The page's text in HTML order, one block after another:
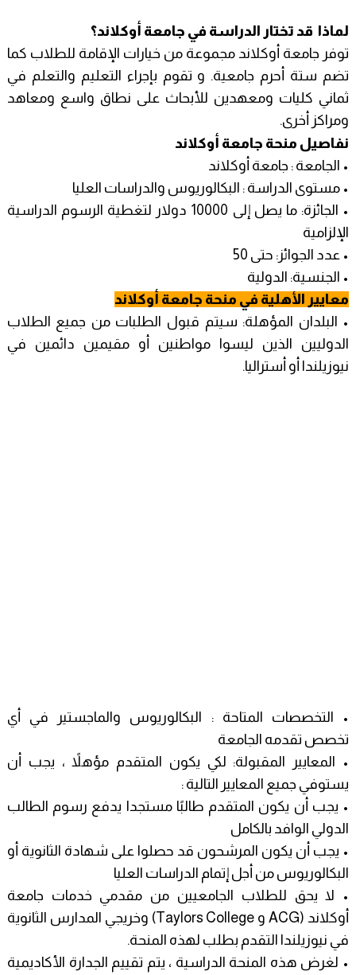
لماذا قد تختار الدراسة في جامعة أوكلاند؟
توفر جامعة أوكلاند مجموعة من خيارات الإقامة للطلاب كما
تضم ستة أحرم جامعية. و تقوم بإجراء التعليم والتعلم في
ثماني كليات ومعهدين للأبحاث على نطاق واسع ومعاهد
ومراكز أخرى.
نفاصيل منحة جامعة أوكلاند
• الجامعة : جامعة أوكلاند
• مستوى الدراسة : البكالوريوس والدراسات العليا
• الجائزة: ما يصل إلى 10000 دولار لتغطية الرسوم الدراسية
الإلزامية
• عدد الجوائز: حتى 50
• الجنسية: الدولية
معايير الأهلية في منحة جامعة أوكلاند
• البلدان المؤهلة: سيتم قبول الطلبات من جميع الطلاب
الدوليين الذين ليسوا مواطنين أو مقيمين دائمين في
نيوزيلندا أو أستراليا.
• التخصصات المتاحة : البكالوريوس والماجستير في أي
تخصص تقدمه الجامعة
• المعايير المقبولة: لكي يكون المتقدم مؤهلاً ، يجب أن
يستوفي جميع المعايير التالية :
• يجب أن يكون المتقدم طالبًا مستجدا يدفع رسوم الطالب
الدولي الوافد بالكامل
• يجب أن يكون المرشحون قد حصلوا على شهادة الثانوية أو
البكالوريوس من أجل إتمام الدراسات العليا
• لا يحق للطلاب الجامعيين من مقدمي خدمات جامعة
أوكلاند (ACG و Taylors College) وخريجي المدارس الثانوية
في نيوزيلندا التقدم بطلب لهذه المنحة.
• لغرض هذه المنحة الدراسية ، يتم تقييم الجدارة الأكاديمية